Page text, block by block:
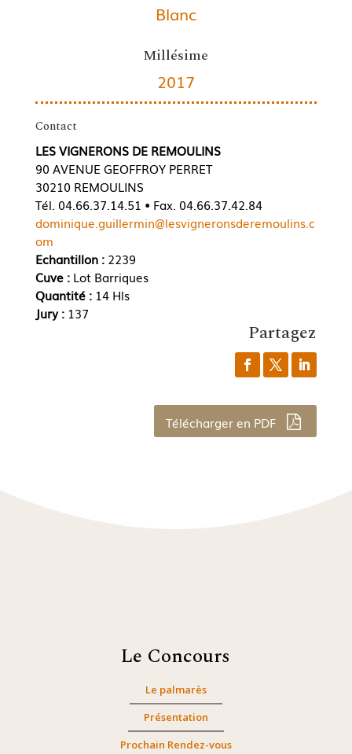
Blanc
Millésime
2017
Contact
LES VIGNERONS DE REMOULINS
90 AVENUE GEOFFROY PERRET
30210 REMOULINS
Tél. 04.66.37.14.51 • Fax. 04.66.37.42.84
dominique.guillermin@lesvigneronsderemoulins.c
om
Echantillon :2239
Cuve : Lot Barriques
Quantité : 14 Hls
Jury : 137
Partagez
Télécharger en PDF
Le Concours
Le palmarès
Présentation
Prochain Rendez-vous